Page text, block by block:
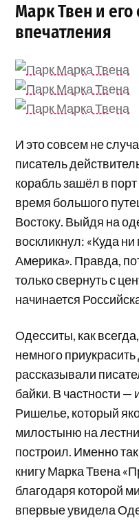
Марк Твен и его
впечатления
И это совсем не
писатель
корабль зашёл в порт
время большого
Востоку. Выйдя на
воскликнул: «Куда
Америка». Правда,
только свернуть с
начинается
Одесситы, как
немного
рассказывали
байки. В частности —
Ришелье, который
милостыню на
построил. Именно
книгу Марка Твена
благодаря которой
впервые увидела